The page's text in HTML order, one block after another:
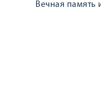
Вечная память